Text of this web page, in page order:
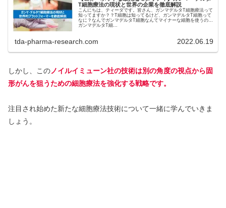
T細胞療法の現状と世界の企業を徹底解説
こんにちは、ティーダです。皆さん、ガンマデルタT細胞療法って
知ってますか？？T細胞は知ってるけど、ガンマデルタT細胞って
なに？なんでガンマデルタT細胞なんてマイナーな細胞を使うの？
ガンマデルタT細...
tda-pharma-research.com 2022.06.19
しかし、このノイルイミューン社の技術は別の角度の視点から固
形がんを狙うための細胞療法を強化する戦略です。
注目され始めた新たな細胞療法技術について一緒に学んでいきま
しょう。